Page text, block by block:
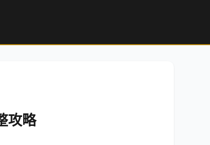
攻略